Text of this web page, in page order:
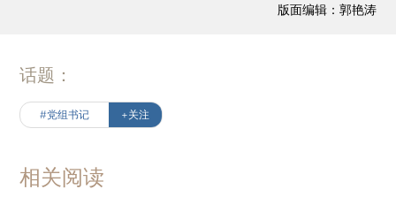
版面编辑：郭艳涛
话题：
#党组书记 +关注
相关阅读